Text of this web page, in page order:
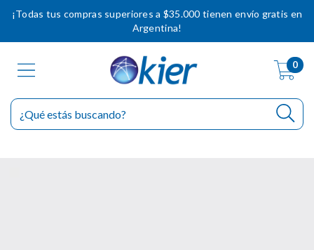
¡Todas tus compras superiores a $35.000 tienen envío gratis en
Argentina!
0